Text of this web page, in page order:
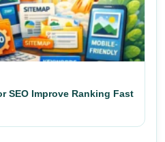
SEO Improve Ranking Fast